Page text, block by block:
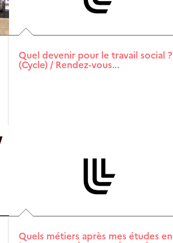
Quel devenir pour le travail social ?
(Cycle) / Rendez-vous...
Quels métiers après mes études en